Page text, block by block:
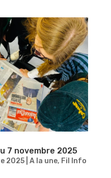
7 novembre 2025
2025| A la une, Fil Info